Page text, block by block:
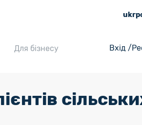
Для бізнесу Вхід /